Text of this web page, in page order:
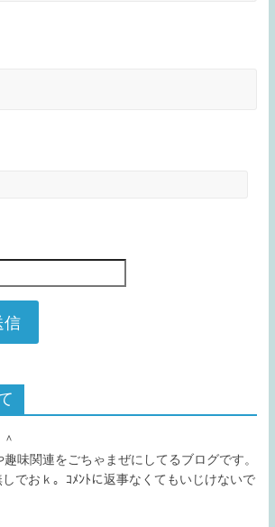
味関連をごちゃまぜにしてるブログです。
しでおｋ。ｺﾒﾝﾄに返事なくてもいじけないで